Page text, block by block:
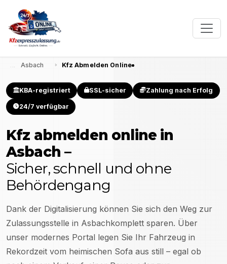
Asbach Kfz Abmelden Online
KBA-registriert SSL-sicher Zahlung nach Erfolg
24/7 verfügbar
Kfz abmelden online in
Asbach –
Sicher, schnell und ohne
Behördengang
Dank der Digitalisierung können Sie sich den Weg zur
Zulassungsstelle in Asbachkomplett sparen. Über
unser modernes Portal legen Sie Ihr Fahrzeug in
Rekordzeit vom heimischen Sofa aus still – egal ob